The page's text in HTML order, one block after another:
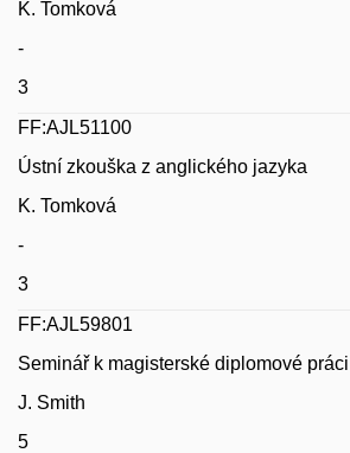
K. Tomková
-
3
FF:AJL51100
Ústní zkouška z anglického jazyka
K. Tomková
-
3
FF:AJL59801
Seminář k magisterské diplomové práci I
J. Smith
5